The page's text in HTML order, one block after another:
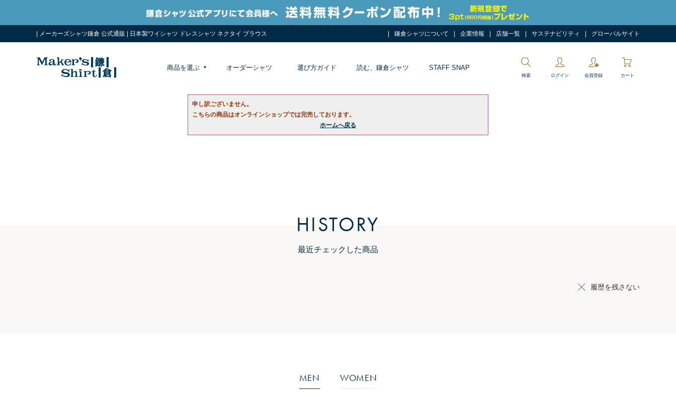
| メーカーズシャツ鎌倉 公式通販 | 日本製ワイシャツ ドレスシャツ ネクタイ ブラウス 鎌倉シャツについて 企業情報 店舗一覧 サステナビリティ グローバルサイト
商品を選ぶ オーダーシャツ 選び方ガイド 読む、鎌倉シャツ STAFF SNAP
検索 ログイン 会員登録 カート
申し訳ございません。
こちらの商品はオンラインショップでは完売しております。
ホームへ戻る
HISTORY
最近チェックした商品
履歴を残さない
MEN WOMEN